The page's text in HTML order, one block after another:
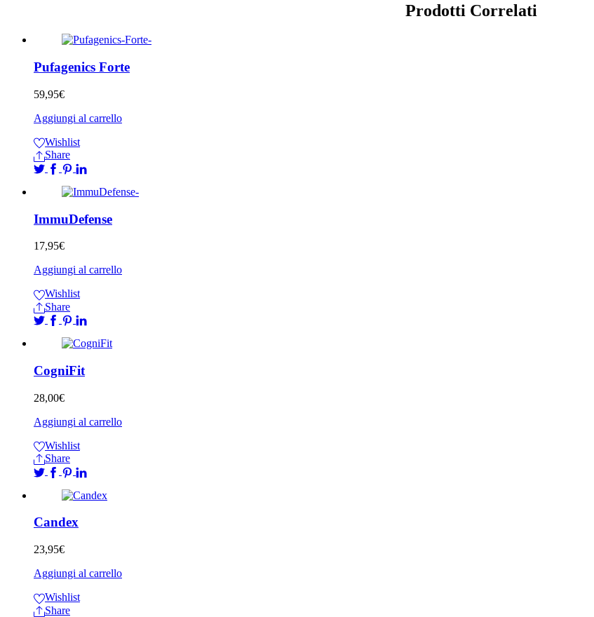
Prodotti Correlati
Pufagenics Forte
59,95€
Aggiungi al carrello
Wishlist
Share
ImmuDefense
17,95€
Aggiungi al carrello
Wishlist
Share
CogniFit
28,00€
Aggiungi al carrello
Wishlist
Share
Candex
23,95€
Aggiungi al carrello
Wishlist
Share